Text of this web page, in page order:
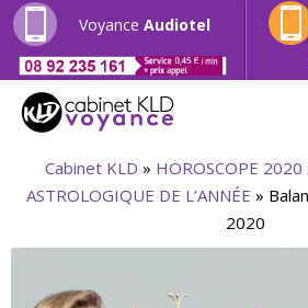
Voyance Audiotel
Cabinet KLD » HOROSCOPE 2020
ASTROLOGIQUE DE L’ANNÉE »
2020